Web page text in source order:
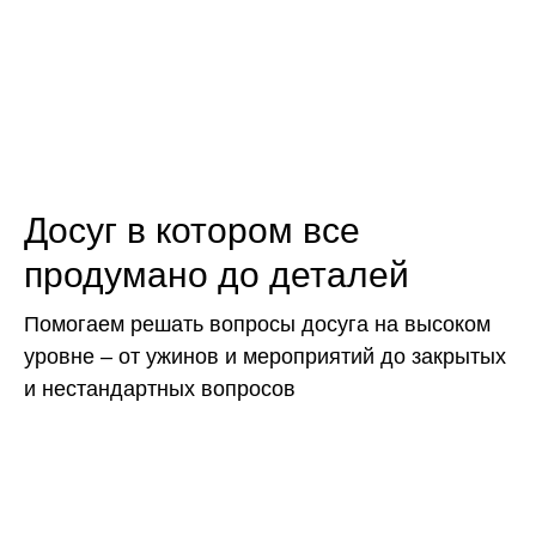
Досуг в котором все
продумано до деталей
Помогаем решать вопросы досуга на высоком
уровне – от ужинов и мероприятий до закрытых
и нестандартных вопросов
соответствии с
персональных данных.